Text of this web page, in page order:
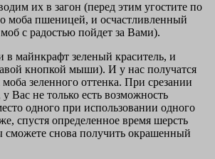
их в загон (перед этим угостите по
моба пшеницей, и осчастливленный
с радостью пойдет за Вами).
в майнкрафт зеленый краситель, и
кнопкой мыши). И у нас получатся
зеленного оттенка. При срезании
Вас не только есть возможность
одного при использовании одного
спустя определенное время шерсть
сможете снова получить окрашенный